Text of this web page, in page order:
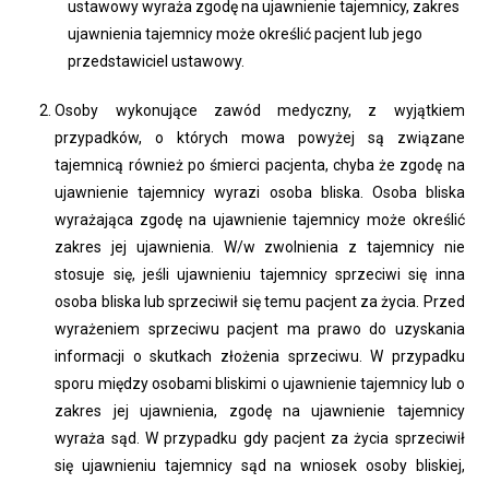
ustawowy wyraża zgodę na ujawnienie tajemnicy, zakres
ujawnienia tajemnicy może określić pacjent lub jego
przedstawiciel ustawowy.
Osoby wykonujące zawód medyczny, z wyjątkiem
przypadków, o których mowa powyżej są związane
tajemnicą również po śmierci pacjenta, chyba że zgodę na
ujawnienie tajemnicy wyrazi osoba bliska. Osoba bliska
wyrażająca zgodę na ujawnienie tajemnicy może określić
zakres jej ujawnienia. W/w zwolnienia z tajemnicy nie
stosuje się, jeśli ujawnieniu tajemnicy sprzeciwi się inna
osoba bliska lub sprzeciwił się temu pacjent za życia. Przed
wyrażeniem sprzeciwu pacjent ma prawo do uzyskania
informacji o skutkach złożenia sprzeciwu. W przypadku
sporu między osobami bliskimi o ujawnienie tajemnicy lub o
zakres jej ujawnienia, zgodę na ujawnienie tajemnicy
wyraża sąd. W przypadku gdy pacjent za życia sprzeciwił
się ujawnieniu tajemnicy sąd na wniosek osoby bliskiej,